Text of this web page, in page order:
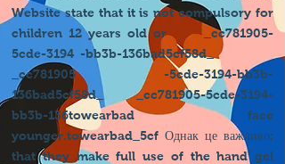
Website state that it is not compulsory for
children 12 years old or _cc781905-
5cde-3194 -bb3b-136bad5cf58d_
_cc781905 -5cde-3194-bb3b-
136bad5cf58d_ _cc781905-5cde-3194-
bb3b-136towearbad face
younger.towearbad_5cf Однак це важливо;
that they make full use of the hand gel